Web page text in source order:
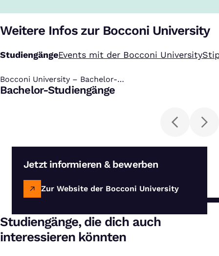
Weitere Infos zur Bocconi University
StudiengängeEvents mit der Bocconi University
Bocconi University – Bachelor-
Studiengänge
:
Bachelor-Studiengänge
Jetzt informieren & bewerben
Zur Website der Bocconi University
Studiengänge, die dich auch
interessieren könnten